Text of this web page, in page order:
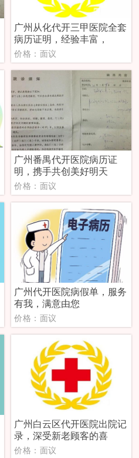
广州从化代开三甲医院全套
病历证明，经验丰富，
价格：面议
广州番禺代开医院病历证
明，携手共创美好明天
价格：面议
广州代开医院病假单，服务
有我，满意由您
价格：面议
广州白云区代开医院出院记
录，深受新老顾客的喜
价格：面议